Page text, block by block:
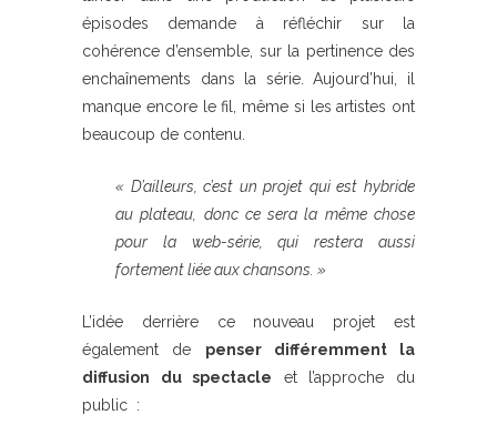
épisodes demande à réfléchir sur la
cohérence d’ensemble, sur la pertinence des
enchaînements dans la série. Aujourd’hui, il
manque encore le fil, même si les artistes ont
beaucoup de contenu.
« D’ailleurs, c’est un projet qui est hybride
au plateau, donc ce sera la même chose
pour la web-série, qui restera aussi
fortement liée aux chansons. »
L’idée derrière ce nouveau projet est
également de penser différemment la
diffusion du spectacle et l’approche du
public :